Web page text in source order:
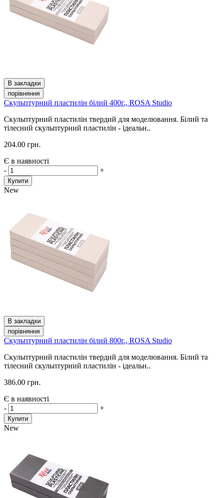
В закладки
порівняння
Скульптурний пластилін білий 400г., ROSA Studio
Скульптурний пластилін твердий для моделювання. Білий та
тілесний скульптурний пластилін - ідеальн..
204.00 грн.
Є в наявності
-
+
Купити
New
В закладки
порівняння
Скульптурний пластилін білий 800г., ROSA Studio
Скульптурний пластилін твердий для моделювання. Білий та
тілесний скульптурний пластилін - ідеальн..
386.00 грн.
Є в наявності
-
+
Купити
New